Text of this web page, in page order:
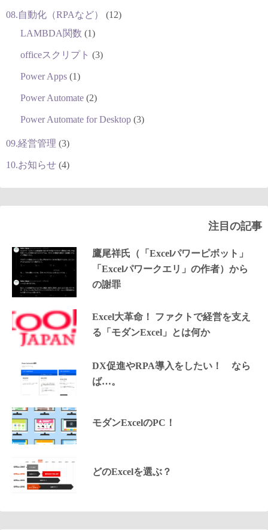
08.自動化（RPAなど）
(12)
LAMBDA関数 (1)
officeスクリプト (3)
Power Apps (1)
Power Automate (2)
Power Automate for Desktop (3)
09.経営管理 (3)
10.お知らせ (4)
注目の記事
鷹尾祥氏（「Excelパワーピボット」
「Excelパワークエリ」の作者）から
の謝罪
Excel大革命！ ファクトで経営を支え
る「モダンExcel」とは何か
DX促進やRPA導入をしたい！ なら
ば…。
モダンExcelのPC！
どのExcelを選ぶ？